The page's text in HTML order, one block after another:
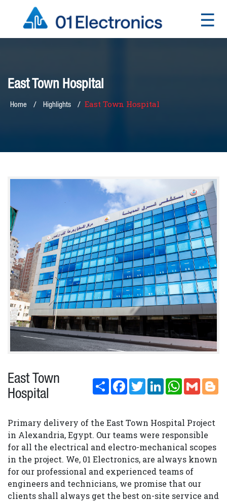
×
About
Us
Our
References
Highlights
News
Careers
☰
East Town Hospital
Home Highlights East Town Hospital
East Town
Hospital
Share FacebookTwitter LinkedInWhatsApp
Gmail
Primary delivery of the East Town Hospital Project
in Alexandria, Egypt. Our teams were responsible
for all the electrical and electro-mechanical scopes
in the project. We, 01 Electronics, are always known
for our professional and experienced teams of
engineers and technicians, we promise that our
clients shall always get the best on-site service and